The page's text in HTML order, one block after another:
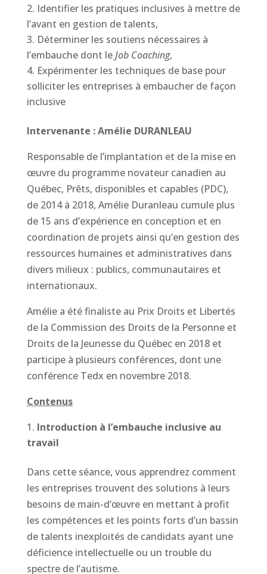
Identifier les pratiques inclusives à mettre de
l’avant en gestion de talents,
Déterminer les soutiens nécessaires à
l’embauche dont leJob Coaching,
Expérimenter les techniques de base pour
solliciter les entreprises à embaucher de façon
inclusive
Intervenante : Amélie DURANLEAU
Responsable de l’implantation et de la mise en
œuvre du programme novateur canadien au
Québec, Prêts, disponibles et capables (PDC),
de 2014 à 2018, Amélie Duranleau cumule plus
de 15 ans d’expérience en conception et en
coordination de projets ainsi qu’en gestion des
ressources humaines et administratives dans
divers milieux : publics, communautaires et
internationaux.
Amélie a été finaliste au Prix Droits et Libertés
de la Commission des Droits de la Personne et
Droits de la Jeunesse du Québec en 2018 et
participe à plusieurs conférences, dont une
conférence Tedx en novembre 2018.
Contenus
Introduction à l’embauche inclusive au
travail
Dans cette séance, vous apprendrez comment
les entreprises trouvent des solutions à leurs
besoins de main-d’œuvre en mettant à profit
les compétences et les points forts d’un bassin
de talents inexploités de candidats ayant une
déficience intellectuelle ou un trouble du
spectre de l’autisme.